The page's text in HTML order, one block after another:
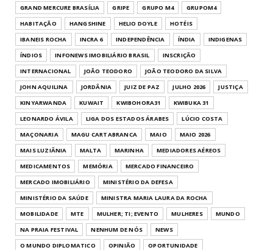
GRAND MERCURE BRASÍLIA
GRIPE GRUPO M4
GRUPOM4
HABITAÇÃO
HANGSHINE HELIO DOYLE
HOTÉIS
IBANEIS ROCHA
INCRA 6 INDEPENDÊNCIA ÍNDIA
INDIGENAS
ÍNDIOS
INFONEWS IMOBILIÁRIO BRASIL
INSCRIÇÃO
INTERNACIONAL
JOÃO TEODORO
JOÃO TEODORO DA SILVA
JOHN AQUILINA
JORDÂNIA JUIZ DE PAZ JULHO 2026
JUSTIÇA
KINYARWANDA
KUWAIT KWIBOHORA31
KWIBUKA 31
LEONARDO ÁVILA
LIGA DOS ESTADOS ÁRABES
LÚCIO COSTA
MAÇONARIA
MAGU CARTABRANCA MAIO
MAIO 2026
MAIS LUZIÂNIA
MALTA MARINHA
MEDIADORES AÉREOS
MEDICAMENTOS
MEMÓRIA
MERCADO FINANCEIRO
MERCADO IMOBILIÁRIO
MINISTÉRIO DA DEFESA
MINISTÉRIO DA SAÚDE
MINISTRA MARIA LAURA DA ROCHA
MOBILIDADE
MTE MULHER; TI; EVENTO MULHERES
MUNDO
NA PRAIA FESTIVAL
NENHUM DE NÓS
NEWS
O MUNDO DIPLOMATICO
OPINIÃO
OPORTUNIDADE